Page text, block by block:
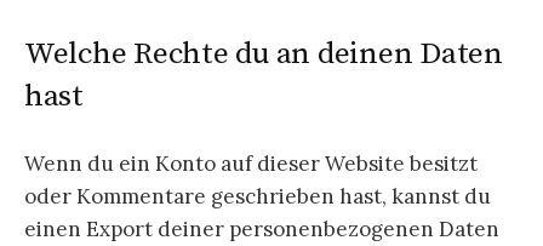
Welche Rechte du an deinen Daten
hast
Wenn du ein Konto auf dieser Website besitzt
oder Kommentare geschrieben hast, kannst du
einen Export deiner personenbezogenen Daten